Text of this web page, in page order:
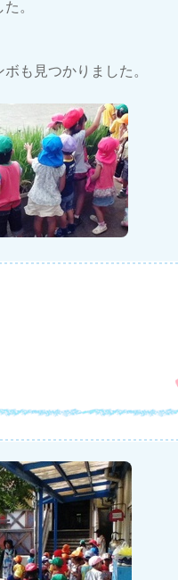
。
も見つかりました。